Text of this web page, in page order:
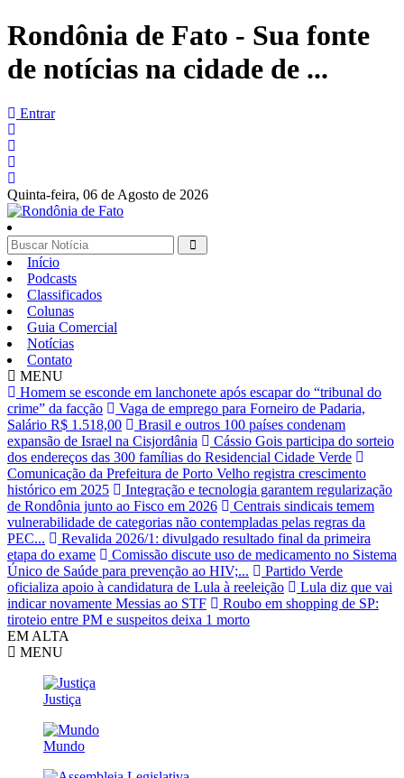
Rondônia de Fato - Sua fonte
de notícias na cidade de ...
Entrar
Quinta-feira, 06 de Agosto de 2026
Início
Podcasts
Classificados
Colunas
Guia Comercial
Notícias
Contato
MENU
Homem se esconde em lanchonete após escapar do “tribunal do
crime” da facção
Vaga de emprego para Forneiro de Padaria,
Salário R$ 1.518,00
Brasil e outros 100 países condenam
expansão de Israel na Cisjordânia
Cássio Gois participa do sorteio
dos endereços das 300 famílias do Residencial Cidade Verde
Comunicação da Prefeitura de Porto Velho registra crescimento
histórico em 2025
Integração e tecnologia garantem regularização
de Rondônia junto ao Fisco em 2026
Centrais sindicais temem
vulnerabilidade de categorias não contempladas pelas regras da
PEC...
Revalida 2026/1: divulgado resultado final da primeira
etapa do exame
Comissão discute uso de medicamento no Sistema
Único de Saúde para prevenção ao HIV;...
Partido Verde
oficializa apoio à candidatura de Lula à reeleição
Lula diz que vai
indicar novamente Messias ao STF
Roubo em shopping de SP:
tiroteio entre PM e suspeitos deixa 1 morto
EM ALTA
MENU
Justiça
Mundo